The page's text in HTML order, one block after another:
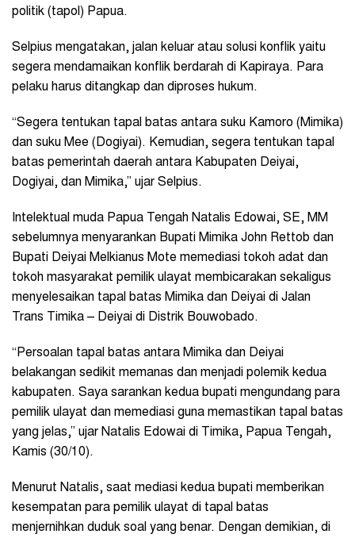
politik (tapol) Papua.
Selpius mengatakan, jalan keluar atau solusi konflik yaitu
segera mendamaikan konflik berdarah di Kapiraya. Para
pelaku harus ditangkap dan diproses hukum.
“Segera tentukan tapal batas antara suku Kamoro (Mimika)
dan suku Mee (Dogiyai). Kemudian, segera tentukan tapal
batas pemerintah daerah antara Kabupaten Deiyai,
Dogiyai, dan Mimika,” ujar Selpius.
Intelektual muda Papua Tengah Natalis Edowai, SE, MM
sebelumnya menyarankan Bupati Mimika John Rettob dan
Bupati Deiyai Melkianus Mote memediasi tokoh adat dan
tokoh masyarakat pemilik ulayat membicarakan sekaligus
menyelesaikan tapal batas Mimika dan Deiyai di Jalan
Trans Timika – Deiyai di Distrik Bouwobado.
“Persoalan tapal batas antara Mimika dan Deiyai
belakangan sedikit memanas dan menjadi polemik kedua
kabupaten. Saya sarankan kedua bupati mengundang para
pemilik ulayat dan memediasi guna memastikan tapal batas
yang jelas,” ujar Natalis Edowai di Timika, Papua Tengah,
Kamis (30/10).
Menurut Natalis, saat mediasi kedua bupati memberikan
kesempatan para pemilik ulayat di tapal batas
menjernihkan duduk soal yang benar. Dengan demikian, di